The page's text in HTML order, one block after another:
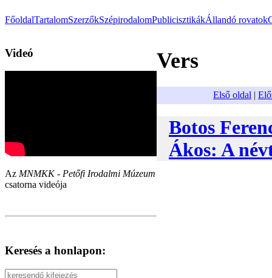
FőoldalTartalomSzerzőkSzépirodalomPublicisztikákÁllandó rovatok
Videó
Az MNMKK - Petőfi Irodalmi Múzeum
csatorna videója
Keresés a honlapon:
Vers
Első oldal |
Botos
Ákos: A